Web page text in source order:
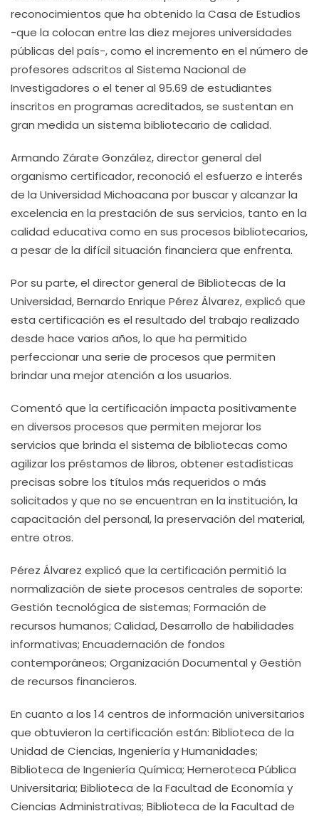
reconocimientos que ha obtenido la Casa de Estudios
-que la colocan entre las diez mejores universidades
públicas del país-, como el incremento en el número de
profesores adscritos al Sistema Nacional de
Investigadores o el tener al 95.69 de estudiantes
inscritos en programas acreditados, se sustentan en
gran medida un sistema bibliotecario de calidad.
Armando Zárate González, director general del
organismo certificador, reconoció el esfuerzo e interés
de la Universidad Michoacana por buscar y alcanzar la
excelencia en la prestación de sus servicios, tanto en la
calidad educativa como en sus procesos bibliotecarios,
a pesar de la difícil situación financiera que enfrenta.
Por su parte, el director general de Bibliotecas de la
Universidad, Bernardo Enrique Pérez Álvarez, explicó que
esta certificación es el resultado del trabajo realizado
desde hace varios años, lo que ha permitido
perfeccionar una serie de procesos que permiten
brindar una mejor atención a los usuarios.
Comentó que la certificación impacta positivamente
en diversos procesos que permiten mejorar los
servicios que brinda el sistema de bibliotecas como
agilizar los préstamos de libros, obtener estadísticas
precisas sobre los títulos más requeridos o más
solicitados y que no se encuentran en la institución, la
capacitación del personal, la preservación del material,
entre otros.
Pérez Álvarez explicó que la certificación permitió la
normalización de siete procesos centrales de soporte:
Gestión tecnológica de sistemas; Formación de
recursos humanos; Calidad, Desarrollo de habilidades
informativas; Encuadernación de fondos
contemporáneos; Organización Documental y Gestión
de recursos financieros.
En cuanto a los 14 centros de información universitarios
que obtuvieron la certificación están: Biblioteca de la
Unidad de Ciencias, Ingeniería y Humanidades;
Biblioteca de Ingeniería Química; Hemeroteca Pública
Universitaria; Biblioteca de la Facultad de Economía y
Ciencias Administrativas; Biblioteca de la Facultad de